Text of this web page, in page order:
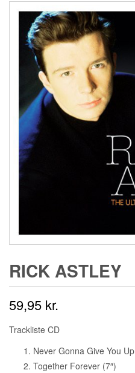
RICK ASTLEY
59,95 kr.
Trackliste CD
Never Gonna Give You Up
Together Forever (7″)